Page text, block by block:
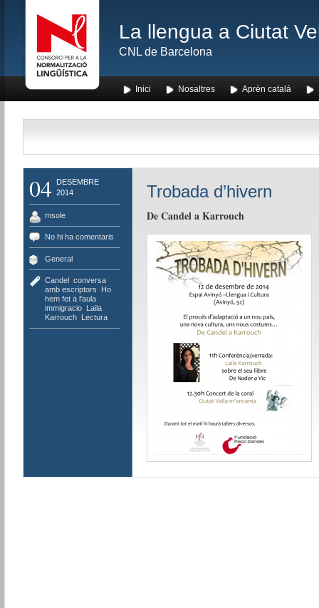
La llengua a Ciutat
CNL de Barcelona
Inici Nosaltres Aprèn català
04
DESEMBRE
2014
msole
No hi ha comentaris
General
Candel, conversa
amb escriptors
Ho
hem fet a l'aula,
immigracio, Laila
Karrouch, Lectura
Trobada d’hivern
De Candel a Karrouch